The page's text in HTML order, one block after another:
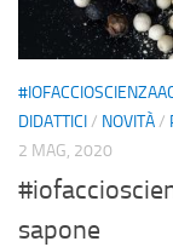
DIDATTICI/ NOVITÀ/
2 MAG, 2020
sapone